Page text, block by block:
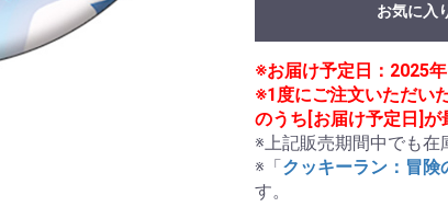
お気に入
※お届け予定日：2025
※1度にご注文いただい
のうち[お届け予定日]が
※上記販売期間中でも在
※「クッキーラン：冒険
す。